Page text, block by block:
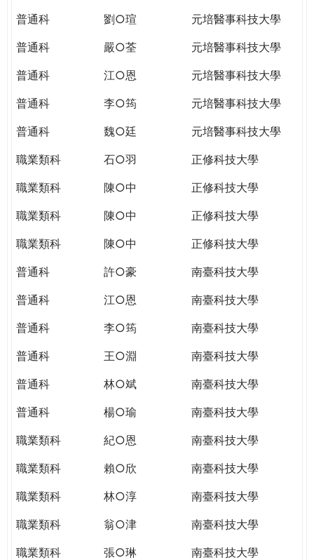
普通科
劉○瑄
元培醫事科技大學
普通科
嚴○荃
元培醫事科技大學
普通科
江○恩
元培醫事科技大學
普通科
李○筠
元培醫事科技大學
普通科
魏○廷
元培醫事科技大學
職業類科
石○羽
正修科技大學
職業類科
陳○中
正修科技大學
職業類科
陳○中
正修科技大學
職業類科
陳○中
正修科技大學
普通科
許○豪
南臺科技大學
普通科
江○恩
南臺科技大學
普通科
李○筠
南臺科技大學
普通科
王○淵
南臺科技大學
普通科
林○斌
南臺科技大學
普通科
楊○瑜
南臺科技大學
職業類科
紀○恩
南臺科技大學
職業類科
賴○欣
南臺科技大學
職業類科
林○淳
南臺科技大學
職業類科
翁○津
南臺科技大學
職業類科
張○琳
南臺科技大學